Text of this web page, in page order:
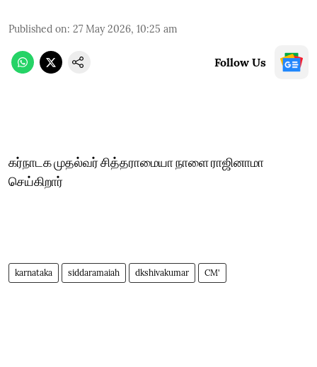
Published on: 27 May 2026, 10:25 am
Follow Us
கர்நாடக முதல்வர் சித்தராமையா நாளை ராஜினாமா
செய்கிறார்
karnataka siddaramaiah dkshivakumar CM'